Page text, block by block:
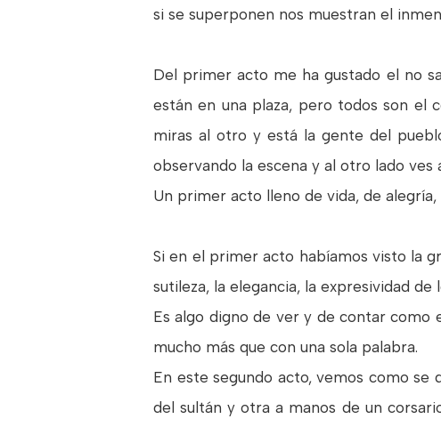
si se superponen nos muestran el
Del primer acto me ha gustado el no
están en una plaza, pero todos son el
miras al otro y está la gente del
observando la escena y al otro lado ves
Un primer acto lleno de vida, de
Si en el primer acto habíamos visto la
sutileza, la elegancia, la expresividad
Es algo digno de ver y de contar como
mucho más que con una sola palabra.
En este segundo acto, vemos como se
del sultán y otra a manos de un